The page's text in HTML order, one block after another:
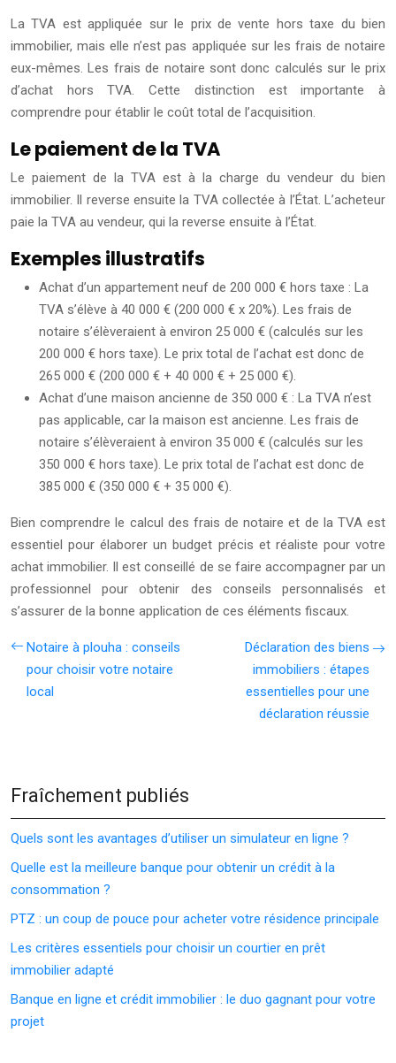
La TVA est appliquée sur le prix de vente hors taxe du bien
immobilier, mais elle n’est pas appliquée sur les frais de notaire
eux-mêmes. Les frais de notaire sont donc calculés sur le prix
d’achat hors TVA. Cette distinction est importante à
comprendre pour établir le coût total de l’acquisition.
Le paiement de la TVA
Le paiement de la TVA est à la charge du vendeur du bien
immobilier. Il reverse ensuite la TVA collectée à l’État. L’acheteur
paie la TVA au vendeur, qui la reverse ensuite à l’État.
Exemples illustratifs
Achat d’un appartement neuf de 200 000 € hors taxe : La
TVA s’élève à 40 000 € (200 000 € x 20%). Les frais de
notaire s’élèveraient à environ 25 000 € (calculés sur les
200 000 € hors taxe). Le prix total de l’achat est donc de
265 000 € (200 000 € + 40 000 € + 25 000 €).
Achat d’une maison ancienne de 350 000 € : La TVA n’est
pas applicable, car la maison est ancienne. Les frais de
notaire s’élèveraient à environ 35 000 € (calculés sur les
350 000 € hors taxe). Le prix total de l’achat est donc de
385 000 € (350 000 € + 35 000 €).
Bien comprendre le calcul des frais de notaire et de la TVA est
essentiel pour élaborer un budget précis et réaliste pour votre
achat immobilier. Il est conseillé de se faire accompagner par un
professionnel pour obtenir des conseils personnalisés et
s’assurer de la bonne application de ces éléments fiscaux.
Notaire à plouha : conseils
pour choisir votre notaire
local
Déclaration des biens
immobiliers : étapes
essentielles pour une
déclaration réussie
Fraîchement publiés
Quels sont les avantages d’utiliser un simulateur en ligne ?
Quelle est la meilleure banque pour obtenir un crédit à la
consommation ?
PTZ : un coup de pouce pour acheter votre résidence principale
Les critères essentiels pour choisir un courtier en prêt
immobilier adapté
Banque en ligne et crédit immobilier : le duo gagnant pour votre
projet